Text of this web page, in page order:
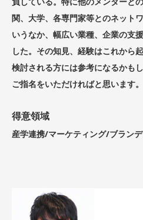
関、大学、各専門家等とのネット
いうなか、幅広い業種、企業の支
した。その知見、経験はこれから
検討される方には参考になるかも
ご指名をいただければと思います。
得意領域
産学連携/マーケティング/ブラン